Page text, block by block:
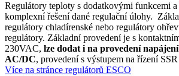
Regulátory teploty s dodatkovými funkcemi
komplexní řešení dané regulační úlohy.
regulátory chladírenské nebo regulátory
regulátory. Základní provedení je s
230VAC, lze dodat i na provedení
AC/DC, provedení s výstupem na řízení
Více na stránce regulátorů ESCO